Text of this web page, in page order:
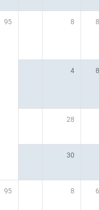
8
95
4
28
30
8
95